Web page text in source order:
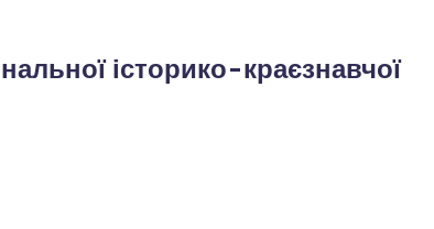
історико-краєзнавчої